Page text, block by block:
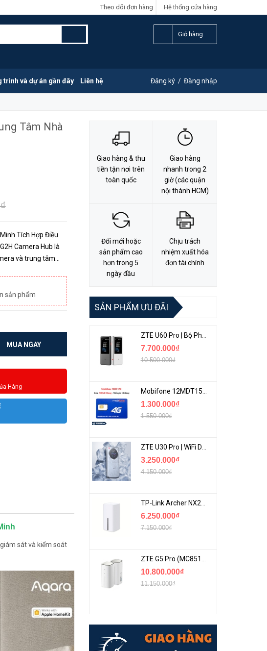
Hệ thống cửa hàng
Theo dõi đơn hàng
Giỏ hàng
trình và dự án gần đây Liên hệ Đăng ký / Đăng nhập
Tâm Nhà
Tích Hợp Điều
Camera Hub là
và trung tâm
soát các thiết bị
sản phẩm
MUA NGAY
Hàng
MUA NGAY LIÊN HỆ ĐẶT HÀNG
sát và kiểm soát
Giao hàng & thu
tiền tận nơi trên
toàn quốc
Giao hàng
nhanh trong 2
giờ (các quận
nội thành HCM)
Đổi mới hoặc
sản phẩm cao
hơn trong 5
ngày đầu
Chịu trách
nhiệm xuất hóa
đơn tài chính
SẢN PHẨM ƯU ĐÃI
ZTE U60 Pro | Bộ Phát 5G Cầm Tay Tích Hợp Công Nghệ WiFi 7, Pin 10000mAh
7.700.000₫
10.500.000₫
Mobifone 12MDT150 | Sim Chuyên 4G Mobifone Dung Lượng Cao 500GB/Tháng Gói 1 Năm
1.300.000₫
1.550.000₫
ZTE U30 Pro | WiFi Di Động 5G Tốc Độ Lên Đến 500Mbps, Màn Hình Cảm Ứng
3.250.000₫
4.150.000₫
TP-Link Archer NX200 | Bộ Phát WiFi Dùng Sim 5G Tốc Độ Cao Mới FullBox
6.250.000₫
7.150.000₫
ZTE G5 Pro (MC8512) | Router 5G WiFi7 Be7200 Hỗ Trợ Băng Tần 6Ghz Cực Mạnh
10.800.000₫
11.150.000₫